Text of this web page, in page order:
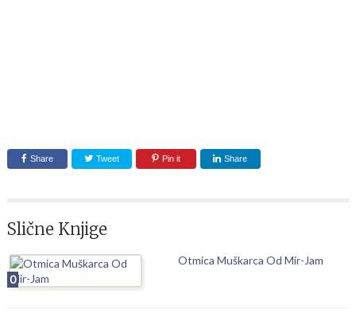
Share Tweet Pin it Share
Slične Knjige
0
Otmica Muškarca Od Mir-Jam